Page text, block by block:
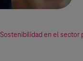
Sostenibilidad en el sector